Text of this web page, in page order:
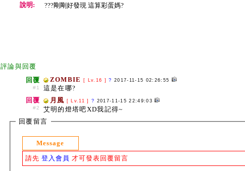
說明:
???剛剛好發現 這算彩蛋媽?
評論與回覆
回覆
#1
ZOMBIE [ Lv.16 ]? 2017-11-15 02:26:55
這是在哪?
回覆
#2
月風 [ Lv.11 ] ? 2017-11-15 22:49:03
艾明的燈塔吧XD我記得~
回覆留言
Message
請先 登入會員 才可發表回覆留言